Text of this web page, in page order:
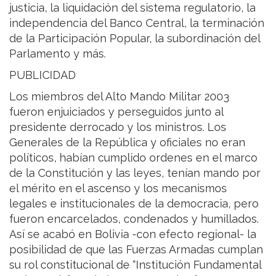
justicia, la liquidación del sistema regulatorio, la
independencia del Banco Central, la terminación
de la Participación Popular, la subordinación del
Parlamento y más.
PUBLICIDAD
Los miembros del Alto Mando Militar 2003
fueron enjuiciados y perseguidos junto al
presidente derrocado y los ministros. Los
Generales de la República y oficiales no eran
políticos, habían cumplido ordenes en el marco
de la Constitución y las leyes, tenían mando por
el mérito en el ascenso y los mecanismos
legales e institucionales de la democracia, pero
fueron encarcelados, condenados y humillados.
Así se acabó en Bolivia -con efecto regional- la
posibilidad de que las Fuerzas Armadas cumplan
su rol constitucional de “Institución Fundamental